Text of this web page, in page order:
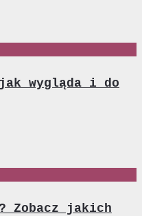
jak wygląda i do
Zobacz jakich